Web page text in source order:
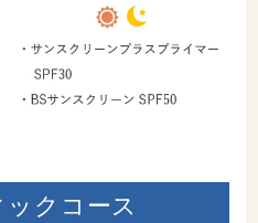
クコース